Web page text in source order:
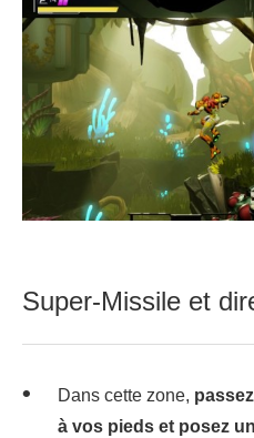
Super-Missile et
Dans cette zone,
à vos pieds et posez